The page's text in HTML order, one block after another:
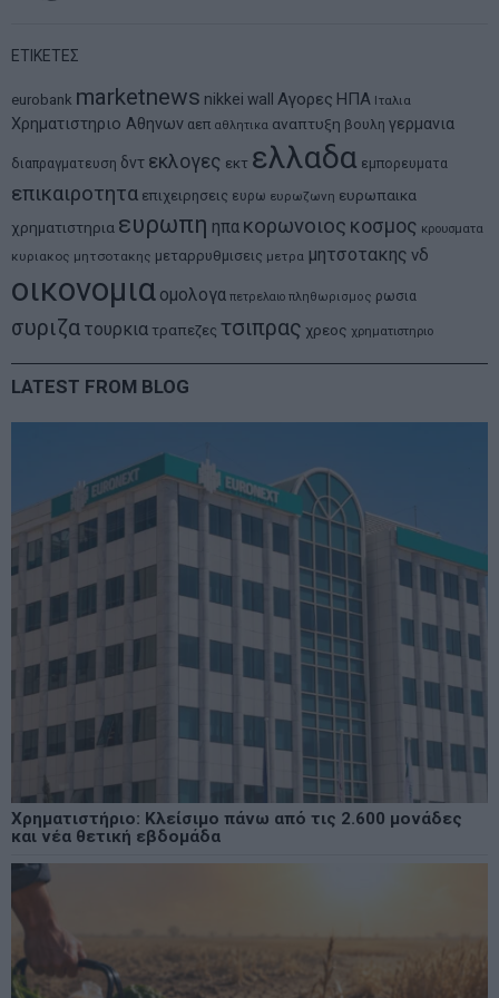
ΕΤΙΚΕΤΕΣ
eurobank marketnews nikkei wall Αγορες ΗΠΑ Ιταλια
Χρηματιστηριο Αθηνων αεπ αθλητικα αναπτυξη βουλη γερμανια
διαπραγματευση δντ εκλογες εκτ ελλαδα εμπορευματα
επικαιροτητα επιχειρησεις ευρω ευρωζωνη ευρωπαικα
χρηματιστηρια ευρωπη ηπα κορωνοιος κοσμος κρουσματα
κυριακος μητσοτακης μεταρρυθμισεις μετρα μητσοτακης νδ
οικονομια ομολογα πετρελαιο πληθωρισμος ρωσια
συριζα τουρκια τραπεζες τσιπρας χρεος χρηματιστηριο
LATEST FROM BLOG
Χρηματιστήριο: Κλείσιμο πάνω από τις 2.600 μονάδες
και νέα θετική εβδομάδα